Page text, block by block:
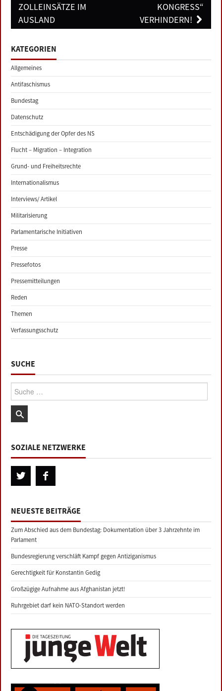
ZOLLEINSÄTZE IM
AUSLAND
KONGRESS“
VERHINDERN!
KATEGORIEN
Allgemeines
Antifaschismus
Bundestag
Datenschutz
Entschädigung der Opfer des NS
Flucht – Migration – Integration
Grund- und Freiheitsrechte
Internationalismus
Interviews/ Artikel
Militarisierung
Parlamentarische Initiativen
Presse
Pressefotos
Pressemitteilungen
Reden
Themen
Verfassungsschutz
SUCHE
Suche:
SOZIALE NETZWERKE
NEUESTE BEITRÄGE
Zum Abschied aus dem Bundestag: Dokumentation über 3 Jahrzehnte im
Parlament
Bundesregierung verschläft Kampf gegen Antiziganismus
Gerechtigkeit für Konstantin Gedig
Großzügige Aufnahme aus Afghanistan jetzt!
Ruhrgebiet darf kein NATO-Standort werden